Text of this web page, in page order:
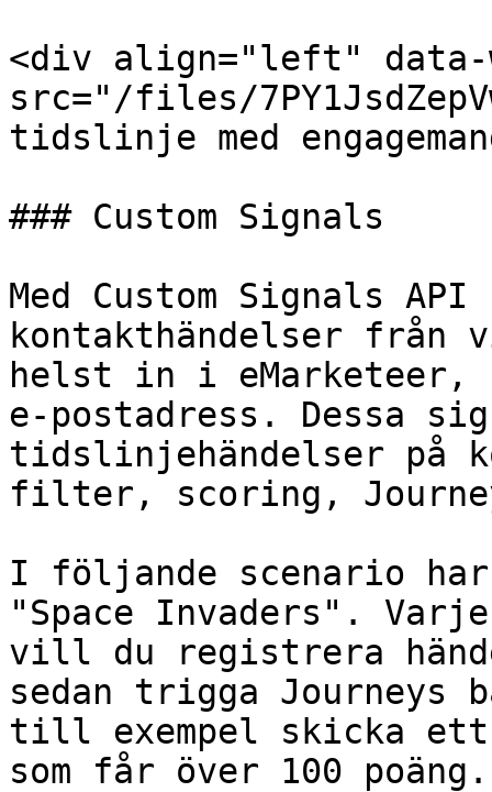
<div align="left" data-
src="/files/
tidslinje med
### Custom Signals
Med Custom Signals
kontakthändelser från
helst in i eMarketeer,
e-postadress. Dessa
tidslinjehändelser på
filter, scoring,
I följande scenario
"Space Invaders".
vill du registrera
sedan trigga
till exempel skicka
som får över 100 poäng.